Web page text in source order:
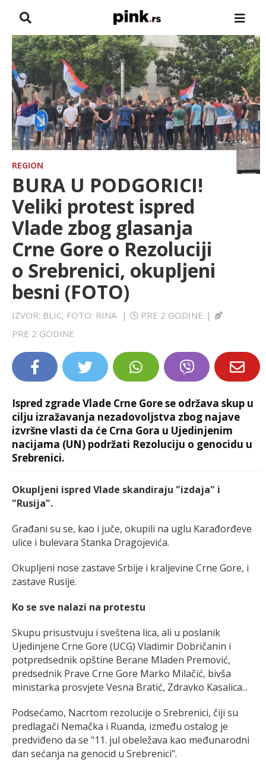
NASLOVNA
VESTI
ZADRUGA
SHOWBIZ
HRONIKA
FARMERI
TV
SPORT
LIFESTYLE
EXTRA
REGION
BURA U PODGORICI!
Veliki protest ispred
Vlade zbog glasanja
Crne Gore o Rezoluciji
o Srebrenici, okupljeni
besni (FOTO)
IZVOR: BLIC, FOTO: RINA | PRE 2 GODINE |
PRE 2 GODINE
Ispred zgrade Vlade Crne Gore se održava skup u
cilju izražavanja nezadovoljstva zbog najave
izvršne vlasti da će Crna Gora u Ujedinjenim
nacijama (UN) podržati Rezoluciju o genocidu u
Srebrenici.
Okupljeni ispred Vlade skandiraju "izdaja" i
"Rusija".
Građani su se, kao i juče, okupili na uglu Karađorđeve
ulice i bulevara Stanka Dragojevića.
Okupljeni nose zastave Srbije i kraljevine Crne Gore, i
zastave Rusije.
Ko se sve nalazi na protestu
Skupu prisustvuju i sveštena lica, ali u poslanik
Ujedinjene Crne Gore (UCG) Vladimir Dobričanin i
potpredsednik opštine Berane Mladen Premović,
predsednik Prave Crne Gore Marko Milačić, bivša
ministarka prosvjete Vesna Bratić, Zdravko Kasalica...
Podsećamo, Nacrtom rezolucije o Srebrenici, čiji su
predlagači Nemačka i Ruanda, između ostalog je
predviđeno da se "11. jul obeležava kao međunarodni
dan sećanja na genocid u Srebrenici".